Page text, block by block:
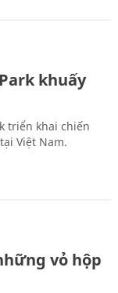
khuấy
triển khai chiến
Việt Nam.
vỏ hộp